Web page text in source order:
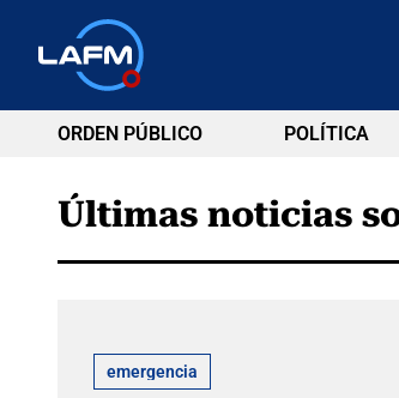
ORDEN PÚBLICO POLÍTICA
Últimas noticias
emergencia